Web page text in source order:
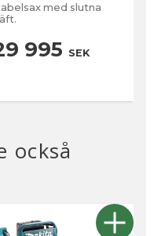
med slutna
995 SEK
också